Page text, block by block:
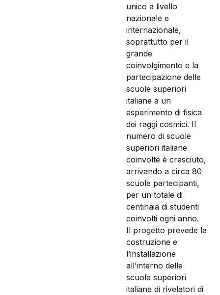
unico a livello
nazionale e
internazionale,
soprattutto per il
grande
coinvolgimento e la
partecipazione delle
scuole superiori
italiane a un
esperimento di fisica
dei raggi cosmici. Il
numero di scuole
superiori italiane
coinvolte è cresciuto,
arrivando a circa 80
scuole partecipanti,
per un totale di
centinaia di studenti
coinvolti ogni anno.
Il progetto prevede la
costruzione e
l’installazione
all’interno delle
scuole superiori
italiane di rivelatori di